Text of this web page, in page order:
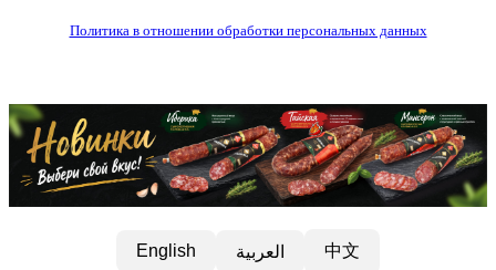
Политика в отношении обработки персональных данных
English العربية 中文